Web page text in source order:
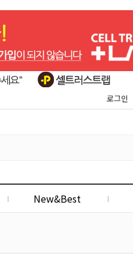
로그인
New&Best